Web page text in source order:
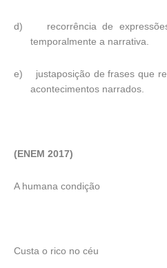
d)
recorrência de
temporalmente a narrativa.
e)
justaposição de frases que
acontecimentos narrados.
(ENEM 2017)
A humana condição
Custa o rico no céu